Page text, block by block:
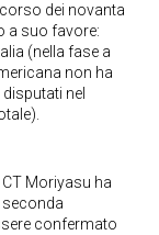
dei novanta
a suo favore:
(nella fase a
non ha
nel
CT Moriyasu ha
confermato